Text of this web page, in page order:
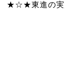
★☆★東進の実